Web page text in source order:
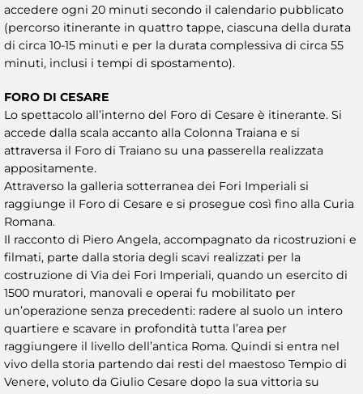
accedere ogni 20 minuti secondo il calendario pubblicato
(percorso itinerante in quattro tappe, ciascuna della durata
di circa 10-15 minuti e per la durata complessiva di circa 55
minuti, inclusi i tempi di spostamento).
FORO DI CESARE
Lo spettacolo all’interno del Foro di Cesare è itinerante. Si
accede dalla scala accanto alla Colonna Traiana e si
attraversa il Foro di Traiano su una passerella realizzata
appositamente.
Attraverso la galleria sotterranea dei Fori Imperiali si
raggiunge il Foro di Cesare e si prosegue così fino alla Curia
Romana.
Il racconto di Piero Angela, accompagnato da ricostruzioni e
filmati, parte dalla storia degli scavi realizzati per la
costruzione di Via dei Fori Imperiali, quando un esercito di
1500 muratori, manovali e operai fu mobilitato per
un’operazione senza precedenti: radere al suolo un intero
quartiere e scavare in profondità tutta l’area per
raggiungere il livello dell’antica Roma. Quindi si entra nel
vivo della storia partendo dai resti del maestoso Tempio di
Venere, voluto da Giulio Cesare dopo la sua vittoria su